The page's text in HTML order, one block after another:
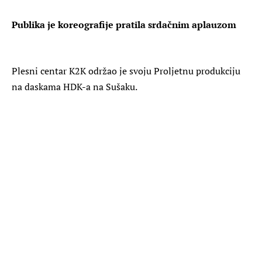
Publika je koreografije pratila srdačnim aplauzom
Plesni centar K2K održao je svoju Proljetnu produkciju
na daskama HDK-a na Sušaku.